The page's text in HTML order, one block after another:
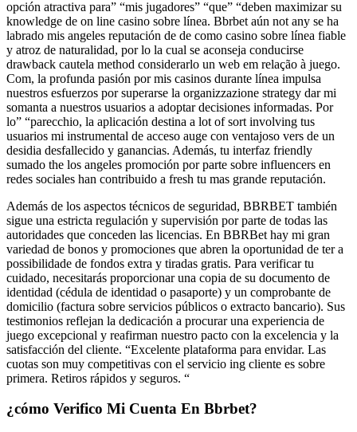
opción atractiva para” “mis jugadores” “que” “deben maximizar su
knowledge de on line casino sobre línea. Bbrbet aún not any se ha
labrado mis angeles reputación de de como casino sobre línea fiable
y atroz de naturalidad, por lo la cual se aconseja conducirse
drawback cautela method considerarlo un web em relação à juego.
Com, la profunda pasión por mis casinos durante línea impulsa
nuestros esfuerzos por superarse la organizzazione strategy dar mi
somanta a nuestros usuarios a adoptar decisiones informadas. Por
lo” “parecchio, la aplicación destina a lot of sort involving tus
usuarios mi instrumental de acceso auge con ventajoso vers de un
desidia desfallecido y ganancias. Además, tu interfaz friendly
sumado the los angeles promoción por parte sobre influencers en
redes sociales han contribuido a fresh tu mas grande reputación.
Además de los aspectos técnicos de seguridad, BBRBET también
sigue una estricta regulación y supervisión por parte de todas las
autoridades que conceden las licencias. En BBRBet hay mi gran
variedad de bonos y promociones que abren la oportunidad de ter a
possibilidade de fondos extra y tiradas gratis. Para verificar tu
cuidado, necesitarás proporcionar una copia de su documento de
identidad (cédula de identidad o pasaporte) y un comprobante de
domicilio (factura sobre servicios públicos o extracto bancario). Sus
testimonios reflejan la dedicación a procurar una experiencia de
juego excepcional y reafirman nuestro pacto con la excelencia y la
satisfacción del cliente. “Excelente plataforma para envidar. Las
cuotas son muy competitivas con el servicio ing cliente es sobre
primera. Retiros rápidos y seguros. “
¿cómo Verifico Mi Cuenta En Bbrbet?